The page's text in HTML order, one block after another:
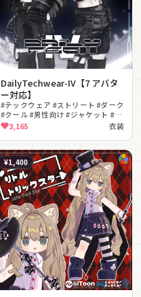
DailyTechwear-IV【7 アバタ
ー対応】
#テックウェア #ストリート #ダーク
#クール #男性向け #ジャケット #カ
ーゴパンツ #タクティカル #MA対応
#lilToon対応
3,165 衣装
¥1,400